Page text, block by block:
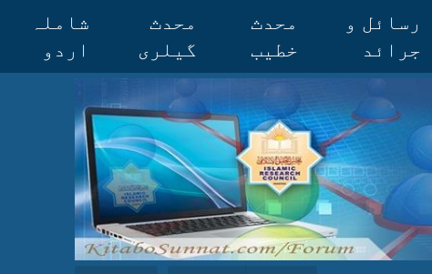
رسائل و
جرائد
محدث
خطیب
محدث
گیلری
شاملہ
اردو